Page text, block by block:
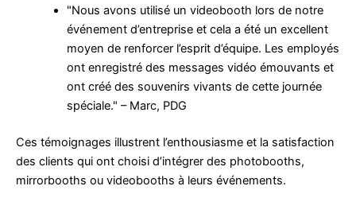
"Nous avons utilisé un videobooth lors de notre
événement d’entreprise et cela a été un excellent
moyen de renforcer l’esprit d’équipe. Les employés
ont enregistré des messages vidéo émouvants et
ont créé des souvenirs vivants de cette journée
spéciale." – Marc, PDG
Ces témoignages illustrent l’enthousiasme et la satisfaction
des clients qui ont choisi d’intégrer des photobooths,
mirrorbooths ou videobooths à leurs événements.